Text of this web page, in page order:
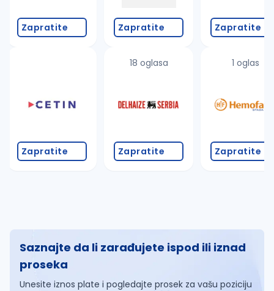
promenite odabrane filtere pretrage
Zapratite
Zapratite
Zapratite
18 oglasa
Zapratite
Zapratite
1 oglas
Zapratite
Saznajte da li zarađujete ispod ili iznad
proseka
Unesite iznos plate i pogledajte prosek za vašu poziciju